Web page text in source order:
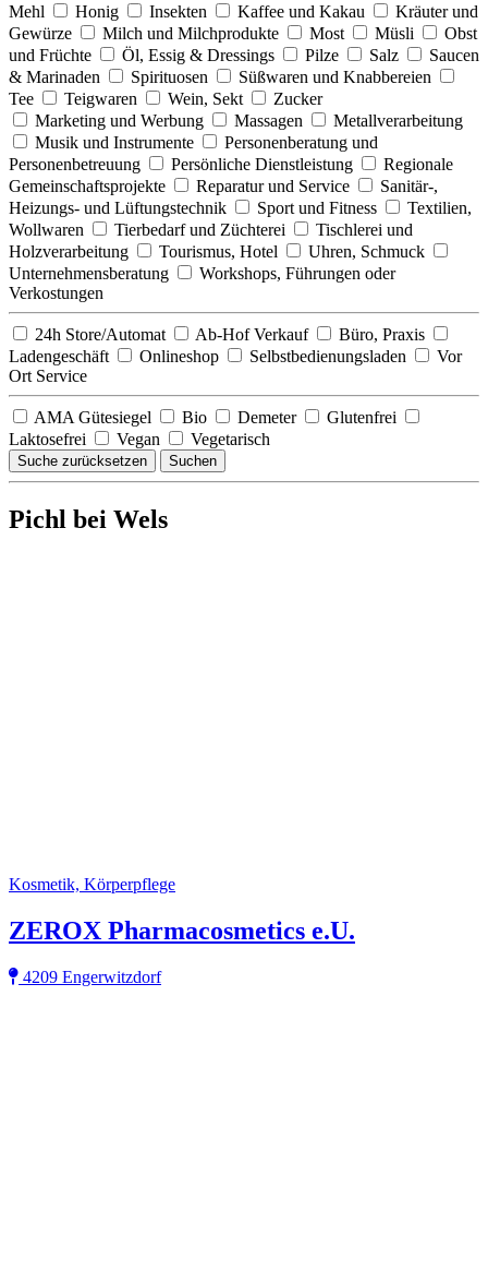
Mehl
Honig Insekten Kaffee und Kakau
Kräuter und
Gewürze
Milch und Milchprodukte Most Müsli
Obst
und Früchte
Öl, Essig & Dressings Pilze Salz
Saucen
& Marinaden
Spirituosen
Süßwaren und Knabbereien
Tee
Teigwaren Wein, Sekt
Zucker
Marketing und Werbung
Massagen
Metallverarbeitung
Musik und Instrumente
Personenberatung und
Personenbetreuung
Persönliche Dienstleistung
Regionale
Gemeinschaftsprojekte
Reparatur und Service
Sanitär-,
Heizungs- und Lüftungstechnik
Sport und Fitness
Textilien,
Wollwaren
Tierbedarf und Züchterei
Tischlerei und
Holzverarbeitung
Tourismus, Hotel
Uhren, Schmuck
Unternehmensberatung
Workshops, Führungen oder
Verkostungen
24h Store/Automat Ab-Hof Verkauf
Büro, Praxis
Ladengeschäft
Onlineshop Selbstbedienungsladen
Vor
Ort Service
AMA Gütesiegel Bio Demeter
Glutenfrei
Laktosefrei
Vegan Vegetarisch
Suche zurücksetzen Suchen
Pichl bei Wels
Kosmetik, Körperpflege
ZEROX Pharmacosmetics e.U.
4209 Engerwitzdorf